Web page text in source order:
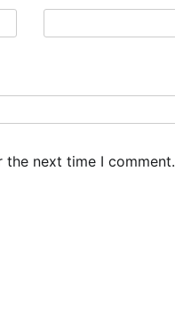
the next time I comment.